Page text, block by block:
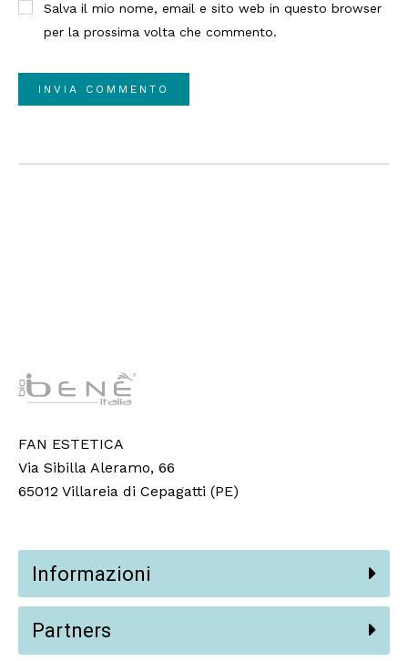
Salva il mio nome, email e sito web in questo browser
per la prossima volta che commento.
FAN ESTETICA
Via Sibilla Aleramo, 66
65012 Villareia di Cepagatti (PE)
Informazioni
Partners